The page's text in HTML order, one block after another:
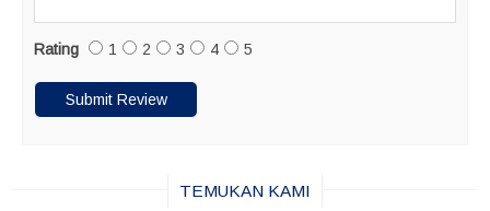
Rating 1 2 3 4 5
TEMUKAN KAMI